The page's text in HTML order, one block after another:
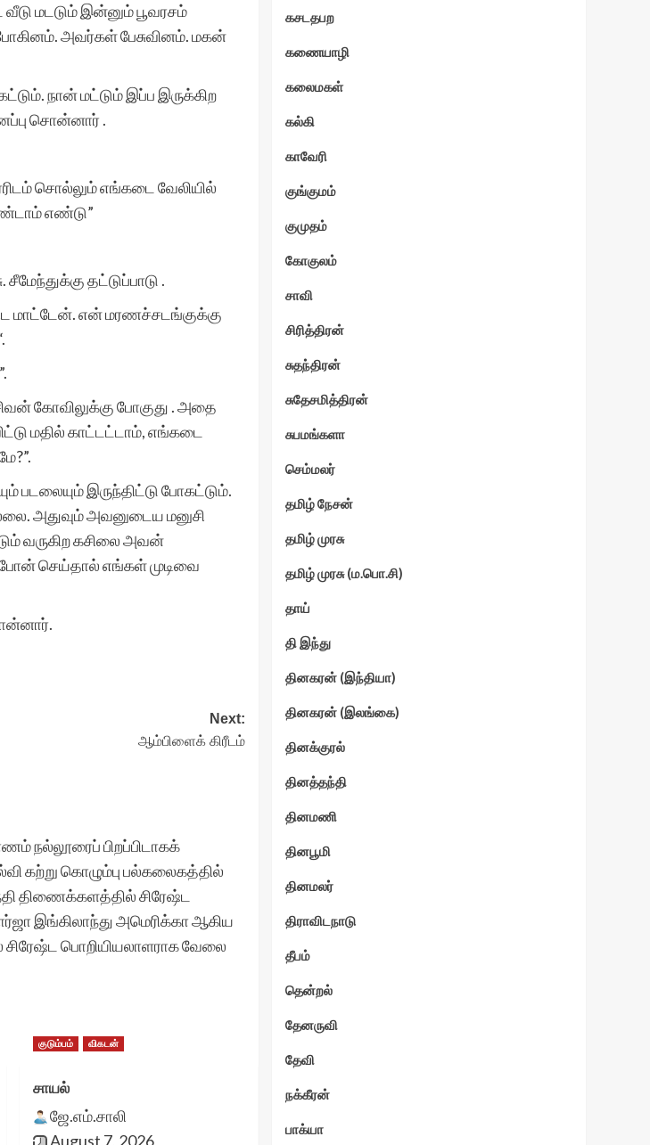
மடடும் இன்னும் பூவரசம்
அவர்கள் பேசுவினம். மகன்
நான் மட்டும் இப்ப இருக்கிற
சொன்னார் .
சொல்லும் எங்கடை வேலியில்
எண்டு”
தட்டுப்பாடு .
மாட்டேன். என் மரணச்சடங்குக்கு
கோவிலுக்கு போகுது . அதை
மதில் காட்டட்டாம், எங்கடை
படலையும் இருந்திட்டு போகட்டும்.
அதுவும் அவனுடைய மனுசி
வருகிற கசிலை அவன்
போன் செய்தால் எங்கள் முடிவை
Next:
ஆம்பிளைக் கிரீடம்
நல்லூரைப் பிறப்பிடாகக்
கற்று கொழும்பு பல்கலைகத்தில்
திணைக்களத்தில் சிரேஷ்ட
இங்கிலாந்து அமெரிக்கா ஆகிய
சிரேஷ்ட பொறியியலாளராக வேலை
குடும்பம் விகடன்
சாயல்
ஜே.எம்.சாலி
August 7, 2026
கசடதபற
கணையாழி
கலைமகள்
கல்கி
காவேரி
குங்குமம்
குமுதம்
கோகுலம்
சாவி
சிரித்திரன்
சுதந்திரன்
சுதேசமித்திரன்
சுபமங்களா
செம்மலர்
தமிழ் நேசன்
தமிழ் முரசு
தமிழ் முரசு (ம.பொ.சி)
தாய்
தி இந்து
தினகரன் (இந்தியா)
தினகரன் (இலங்கை)
தினக்குரல்
தினத்தந்தி
தினமணி
தினபூமி
தினமலர்
திராவிடநாடு
தீபம்
தென்றல்
தேனருவி
தேவி
நக்கீரன்
பாக்யா